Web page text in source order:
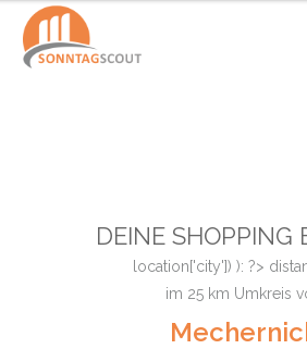
DEINE SHOPPING
location['city']) ): ?>
im 25 km Umkreis